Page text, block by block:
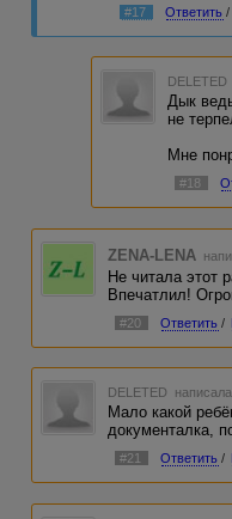
#17 Ответить /
DELETED
Дык
не
Мне
#18
ZENA-LENA
Не читала этот
Впечатлил!
#20 Ответить /
DELETED
Мало какой
документалка,
#21 Ответить /